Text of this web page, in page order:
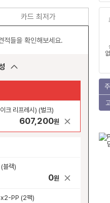
카드 최저가
적들을 확인해보세요.
크 리프레시) (벌크)
607,200원
블랙)
0원
PP (2팩)